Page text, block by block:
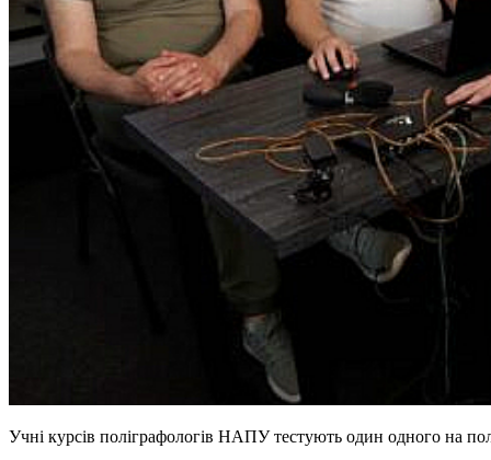
Учні курсів поліграфологів НАПУ тестують один одного на